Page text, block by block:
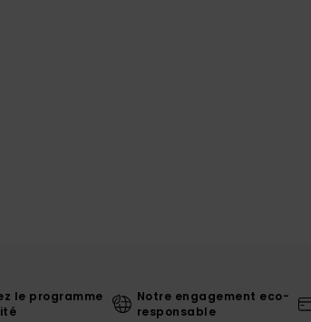
le programme
Notre engagement eco-
responsable